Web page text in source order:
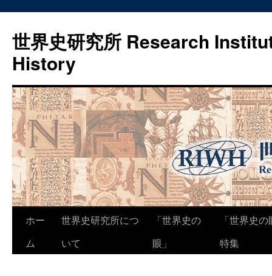
世界史研究所 Research
History
ホー
ム
世界史研究所につ
いて
「世界史の
眼」
「世界史
特集